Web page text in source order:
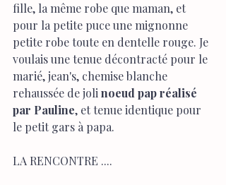
fille, la même robe que maman, et
pour la petite puce une mignonne
petite robe toute en dentelle rouge. Je
voulais une tenue décontracté pour le
marié, jean's, chemise blanche
rehaussée de joli noeud pap réalisé
par Pauline, et tenue identique pour
le petit gars à papa.
LA RENCONTRE ....